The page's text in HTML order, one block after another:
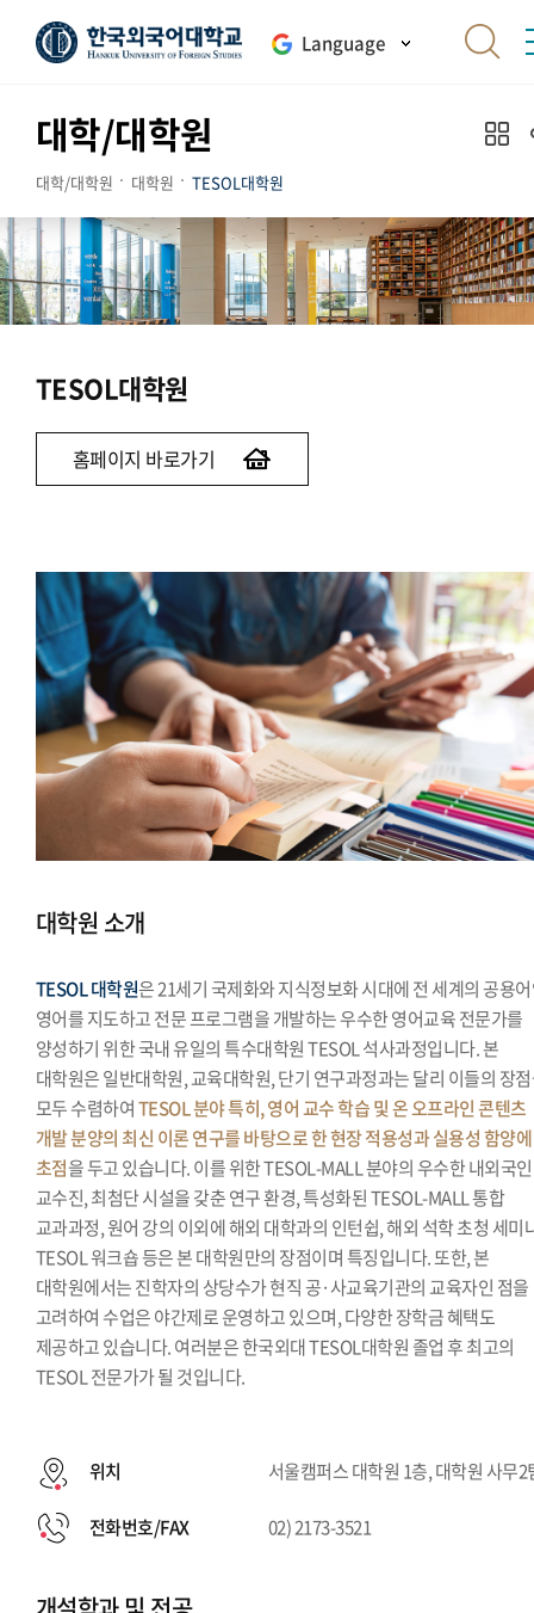
Language
대학/대학원
대학/대학원 대학원 TESOL대학원
TESOL대학원
홈페이지 바로가기
대학원 소개
TESOL 대학원은 21세기 국제화와 지식정보화 시대에 전 세계의 공용
영어를 지도하고 전문 프로그램을 개발하는 우수한 영어교육 전문가를
양성하기 위한 국내 유일의 특수대학원 TESOL 석사과정입니다. 본
대학원은 일반대학원, 교육대학원, 단기 연구과정과는 달리 이들의 장
모두 수렴하여TESOL 분야 특히, 영어 교수 학습 및 온 오프라인 콘텐츠
개발 분양의 최신 이론 연구를 바탕으로 한 현장 적용성과 실용성 함양에
초점을 두고 있습니다. 이를 위한 TESOL-MALL 분야의 우수한 내외국인
교수진, 최첨단 시설을 갖춘 연구 환경, 특성화된 TESOL-MALL 통합
교과과정, 원어 강의 이외에 해외 대학과의 인턴쉽, 해외 석학 초청 세미
TESOL 워크숍 등은 본 대학원만의 장점이며 특징입니다. 또한, 본
대학원에서는 진학자의 상당수가 현직 공·사교육기관의 교육자인 점을
고려하여 수업은 야간제로 운영하고 있으며, 다양한 장학금 혜택도
제공하고 있습니다. 여러분은 한국외대 TESOL대학원 졸업 후 최고의
TESOL 전문가가 될 것입니다.
위치 서울캠퍼스 대학원 1층, 대학원 사무2
전화번호/FAX 02) 2173-3521